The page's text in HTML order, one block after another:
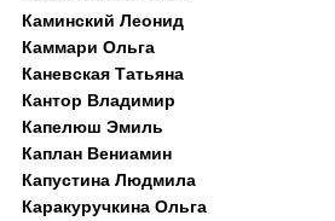
Каминский Леонид
Каммари Ольга
Каневская Татьяна
Кантор Владимир
Капелюш Эмиль
Каплан Вениамин
Капустина Людмила
Каракуручкина Ольга